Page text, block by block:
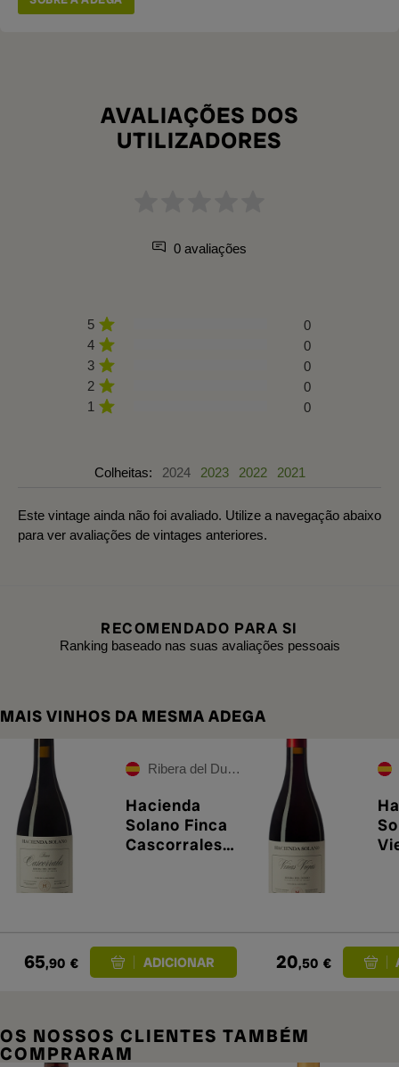
AVALIAÇÕES DOS
UTILIZADORES
0 avaliações
5
0
4
0
3
0
2
0
1
0
Colheitas: 2024 2023 2022 2021
Este vintage ainda não foi avaliado. Utilize a navegação abaixo
para ver avaliações de vintages anteriores.
RECOMENDADO PARA SI
Ranking baseado nas suas avaliações pessoais
MAIS VINHOS DA MESMA ADEGA
Ribera del Duero
Hacienda
Solano Finca
Cascorrales
65,90 € 20,50 €
OS NOSSOS CLIENTES TAMBÉM
COMPRARAM